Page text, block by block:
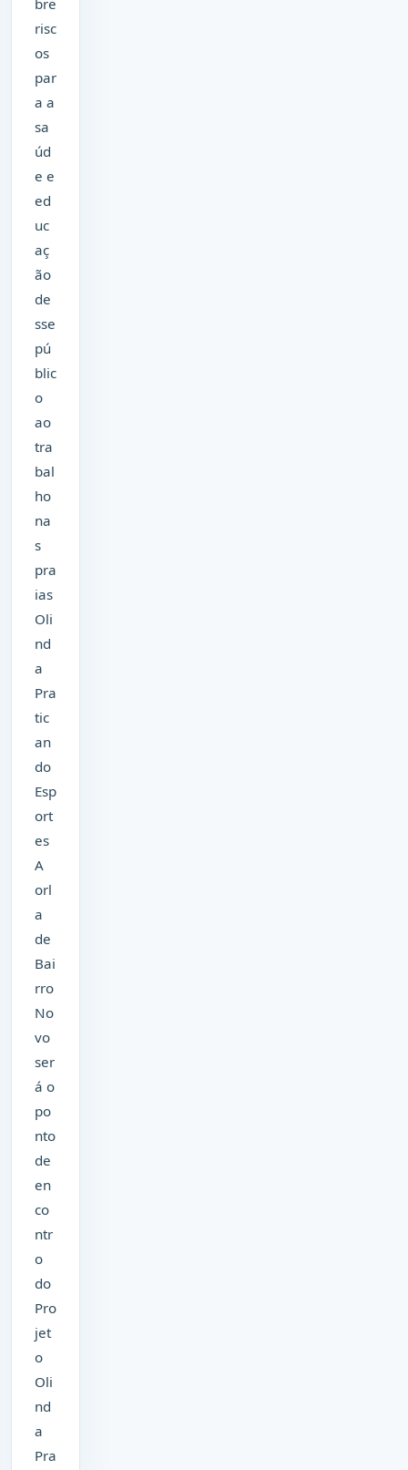
bre
risc
os
par
a a
sa
úd
e e
ed
uc
aç
ão
de
sse
pú
blic
o
ao
tra
bal
ho
na
s
pra
ias
Oli
nd
a
Pra
tic
an
do
Esp
ort
es
A
orl
a
de
Bai
rro
No
vo
ser
á o
po
nto
de
en
co
ntr
o
do
Pro
jet
o
Oli
nd
a
Pra